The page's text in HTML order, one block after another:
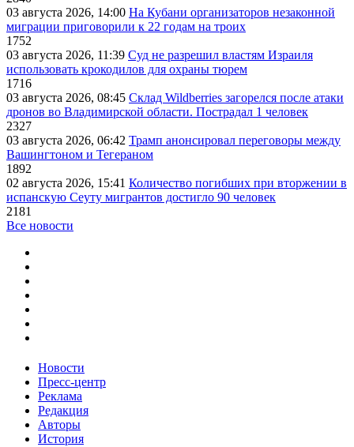
03 августа 2026, 14:00 На Кубани организаторов незаконной
миграции приговорили к 22 годам на троих
1752
03 августа 2026, 11:39 Суд не разрешил властям Израиля
использовать крокодилов для охраны тюрем
1716
03 августа 2026, 08:45 Склад Wildberries загорелся после атаки
дронов во Владимирской области. Пострадал 1 человек
2327
03 августа 2026, 06:42 Трамп анонсировал переговоры между
Вашингтоном и Тегераном
1892
02 августа 2026, 15:41 Количество погибших при вторжении в
испанскую Сеуту мигрантов достигло 90 человек
2181
Все новости
Новости
Пресс-центр
Реклама
Редакция
Авторы
История